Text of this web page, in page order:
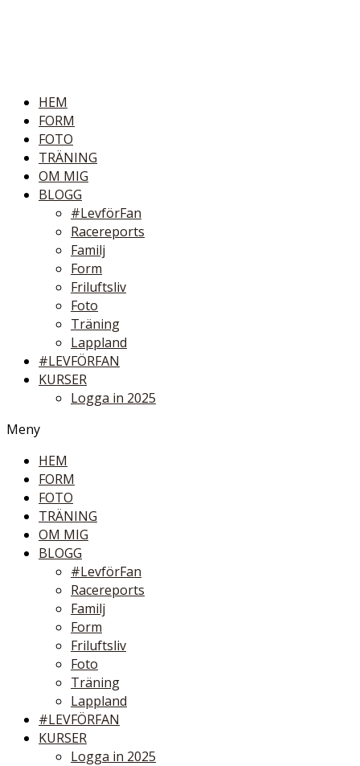
HEM
FORM
FOTO
TRÄNING
OM MIG
BLOGG
#LevförFan
Racereports
Familj
Form
Friluftsliv
Foto
Träning
Lappland
#LEVFÖRFAN
KURSER
Logga in 2025
Meny
HEM
FORM
FOTO
TRÄNING
OM MIG
BLOGG
#LevförFan
Racereports
Familj
Form
Friluftsliv
Foto
Träning
Lappland
#LEVFÖRFAN
KURSER
Logga in 2025